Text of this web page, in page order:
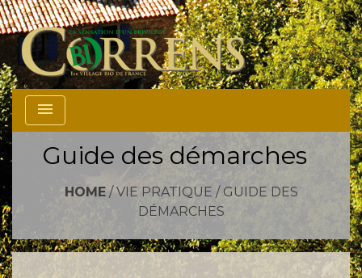
menu
Guide des démarches
HOME/ VIE PRATIQUE / GUIDE DES
DÉMARCHES